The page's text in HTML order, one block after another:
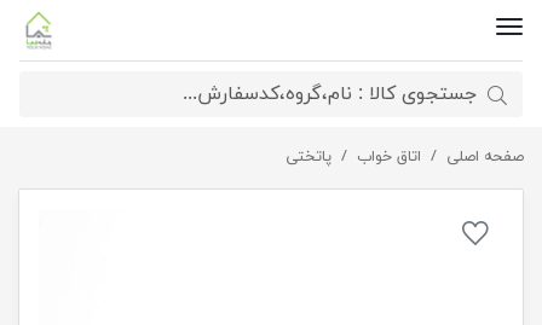
صفحه اصلی اتاق خواب پاتختی
پاتختی مدرن دستگیره گوشواره ای طلایی